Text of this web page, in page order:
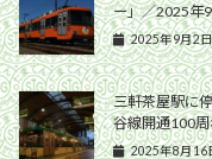
ー」／2025年
2025年9月2
三軒茶屋駅に
谷線開通100
2025年8月16